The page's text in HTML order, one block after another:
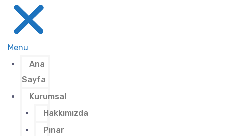
Menu
Ana
Sayfa
Kurumsal
Hakkımızda
Pınar